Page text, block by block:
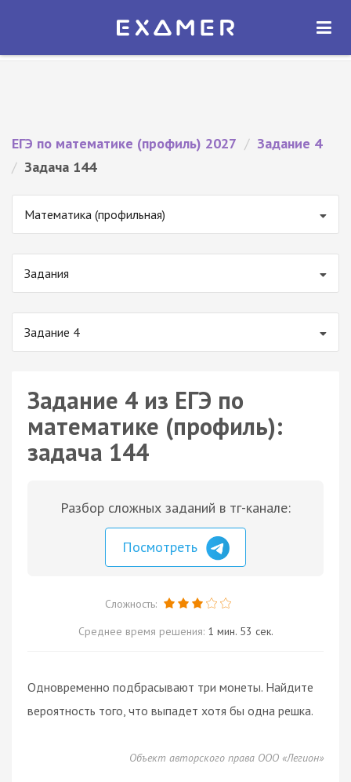
Экзамер — ЕГЭ 2027
ОТКРЫТЬ
ЕГЭ по математике (профиль) 2027 / Задание 4
/ Задача 144
Математика (профильная)
Задания
Задание 4
Задание 4 из ЕГЭ по
математике (профиль):
задача 144
Разбор сложных заданий в тг-канале:
Посмотреть
Сложность:
Среднее время решения: 1 мин. 53 сек.
Одновременно подбрасывают три монеты. Найдите
вероятность того, что выпадет хотя бы одна решка.
Объект авторского права ООО «Легион»